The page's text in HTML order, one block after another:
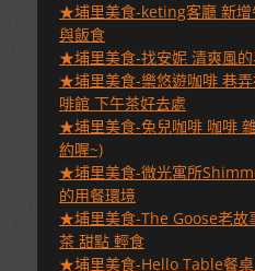
★埔里美食-keting客廳 新增
與飯食
★埔里美食-找安妮 清爽風
★埔里美食-樂悠遊咖啡 巷
啡館 下午茶好去處
★埔里美食-兔兒咖啡 咖啡
約喔~)
★埔里美食-微光寓所
的用餐環境
★埔里美食-The Goose老故
茶 甜點 輕食
★埔里美食-Hello Table餐